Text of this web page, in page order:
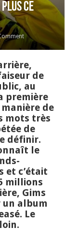
plus ce
de
au
première
de
mots très
de
définir.
le
et c’était
millions
Gims
un album
Le